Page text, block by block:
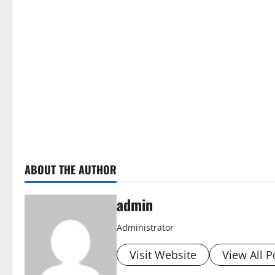
ABOUT THE AUTHOR
admin
Administrator
Visit Website View All